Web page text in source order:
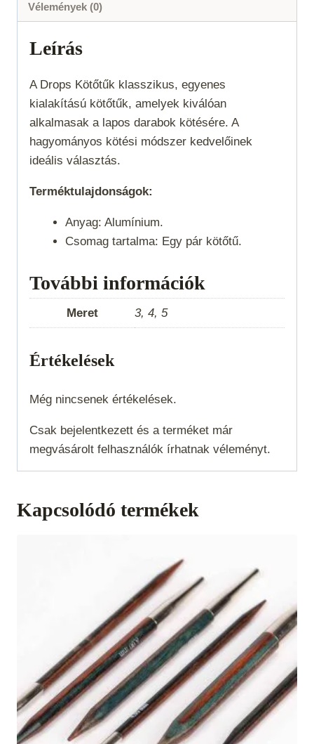
Vélemények (0)
Leírás
A Drops Kötőtűk klasszikus, egyenes
kialakítású kötőtűk, amelyek kiválóan
alkalmasak a lapos darabok kötésére. A
hagyományos kötési módszer kedvelőinek
ideális választás.
Terméktulajdonságok:
Anyag: Alumínium.
Csomag tartalma: Egy pár kötőtű.
További információk
Meret 3, 4, 5
Értékelések
Még nincsenek értékelések.
Csak bejelentkezett és a terméket már
megvásárolt felhasználók írhatnak véleményt.
Kapcsolódó termékek